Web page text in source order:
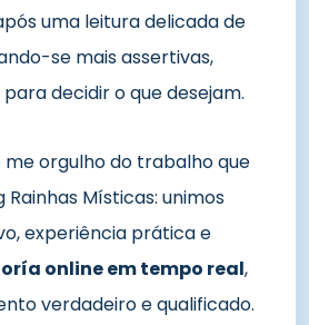
uma leitura delicada de
se mais assertivas,
decidir o que desejam.
me orgulho do trabalho que
Rainhas Místicas: unimos
experiência prática e
online em tempo real,
verdadeiro e qualificado.